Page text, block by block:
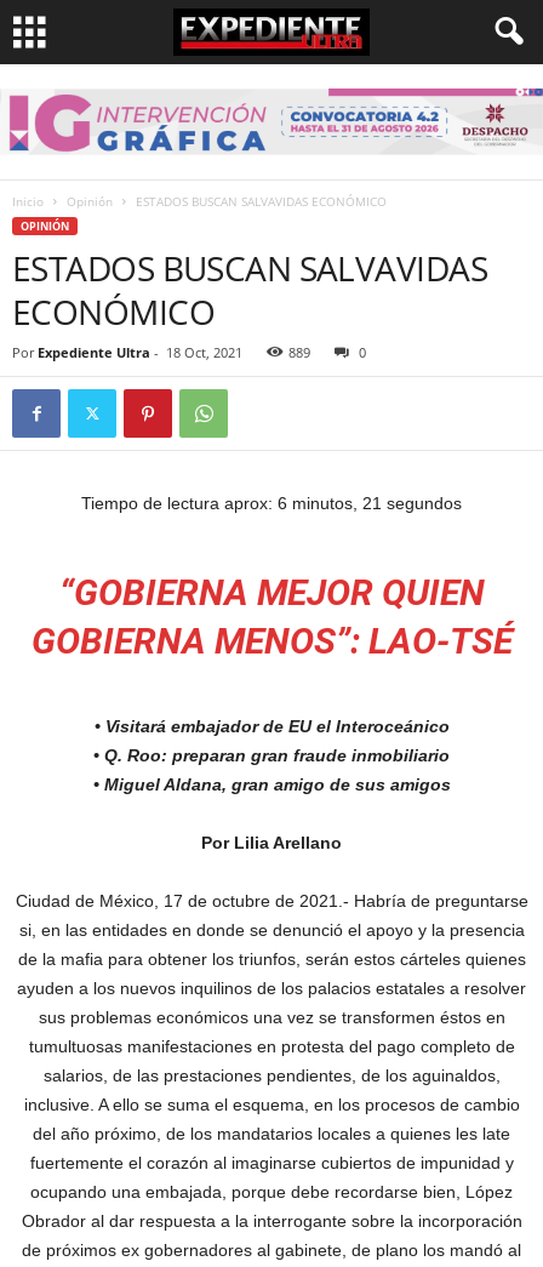
Inicio Opinión ESTADOS BUSCAN SALVAVIDAS ECONÓMICO
OPINIÓN
ESTADOS BUSCAN SALVAVIDAS
ECONÓMICO
Por Expediente Ultra - 18 Oct, 2021 889 0
Tiempo de lectura aprox: 6 minutos, 21 segundos
“GOBIERNA MEJOR QUIEN
GOBIERNA MENOS”: LAO-TSÉ
• Visitará embajador de EU el Interoceánico
• Q. Roo: preparan gran fraude inmobiliario
• Miguel Aldana, gran amigo de sus amigos
Por Lilia Arellano
Ciudad de México, 17 de octubre de 2021.- Habría de preguntarse
si, en las entidades en donde se denunció el apoyo y la presencia
de la mafia para obtener los triunfos, serán estos cárteles quienes
ayuden a los nuevos inquilinos de los palacios estatales a resolver
sus problemas económicos una vez se transformen éstos en
tumultuosas manifestaciones en protesta del pago completo de
salarios, de las prestaciones pendientes, de los aguinaldos,
inclusive. A ello se suma el esquema, en los procesos de cambio
del año próximo, de los mandatarios locales a quienes les late
fuertemente el corazón al imaginarse cubiertos de impunidad y
ocupando una embajada, porque debe recordarse bien, López
Obrador al dar respuesta a la interrogante sobre la incorporación
de próximos ex gobernadores al gabinete, de plano los mandó al